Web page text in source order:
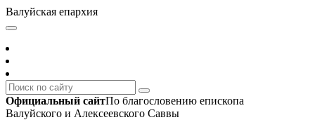
Валуйская епархия
Официальный сайтПо благословению епископа
Валуйского и Алексеевского Саввы